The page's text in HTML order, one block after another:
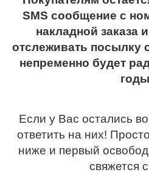
SMS сообщение с
накладной заказа
отслеживать посылку
непременно будет
Если у Вас остались
ответить на них!
ниже и первый
свяжется